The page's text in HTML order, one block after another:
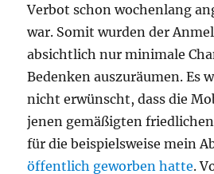
Verbot schon wochenlang
war. Somit wurden der
absichtlich nur minimale
Bedenken auszuräumen. Es
nicht erwünscht, dass die
jenen gemäßigten
für die beispielsweise mein
öffentlich geworben hatte.